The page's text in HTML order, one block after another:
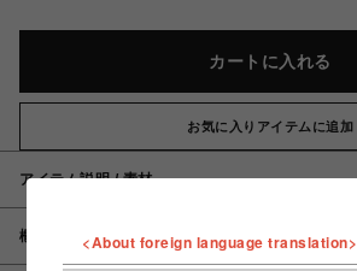
カートに入れる
お気に入りアイテムに追加
アイテム説明 / 素材
概要 <About foreign language translation>